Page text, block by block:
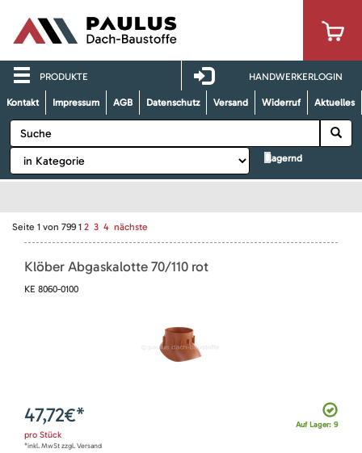
PRODUKTE HANDWERKERLOGIN
Kontakt Impressum AGB Datenschutz Versand Widerruf Aktuelles
lagernd
Seite 1 von 799 1 2 3 4 nächste
Klöber Abgaskalotte 70/110 rot
KE 8060-0100
Auf Lager: 9
47,72€*
pro Stück
*inkl. MwSt zzgl. Versand